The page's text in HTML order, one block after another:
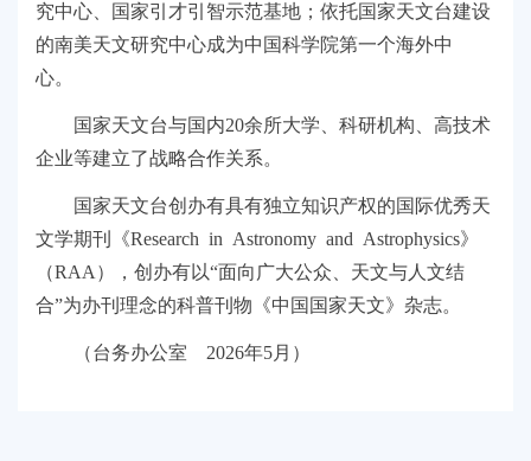
究中心、国家引才引智示范基地；依托国家天文台建设
的南美天文研究中心成为中国科学院第一个海外中
心。
国家天文台与国内20余所大学、科研机构、高技术
企业等建立了战略合作关系。
国家天文台创办有具有独立知识产权的国际优秀天
文学期刊《Research in Astronomy and Astrophysics》
（RAA），创办有以“面向广大公众、天文与人文结
合”为办刊理念的科普刊物《中国国家天文》杂志。
（台务办公室 2026年5月）